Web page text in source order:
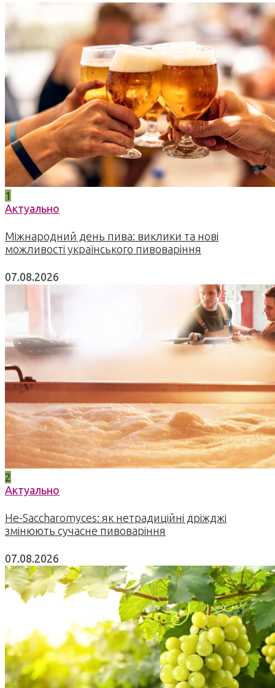
1
Актуально
Міжнародний день пива: виклики та нові
можливості українського пивоваріння
07.08.2026
2
Актуально
Не-Saccharomyces: як нетрадиційні дріжджі
змінюють сучасне пивоваріння
07.08.2026